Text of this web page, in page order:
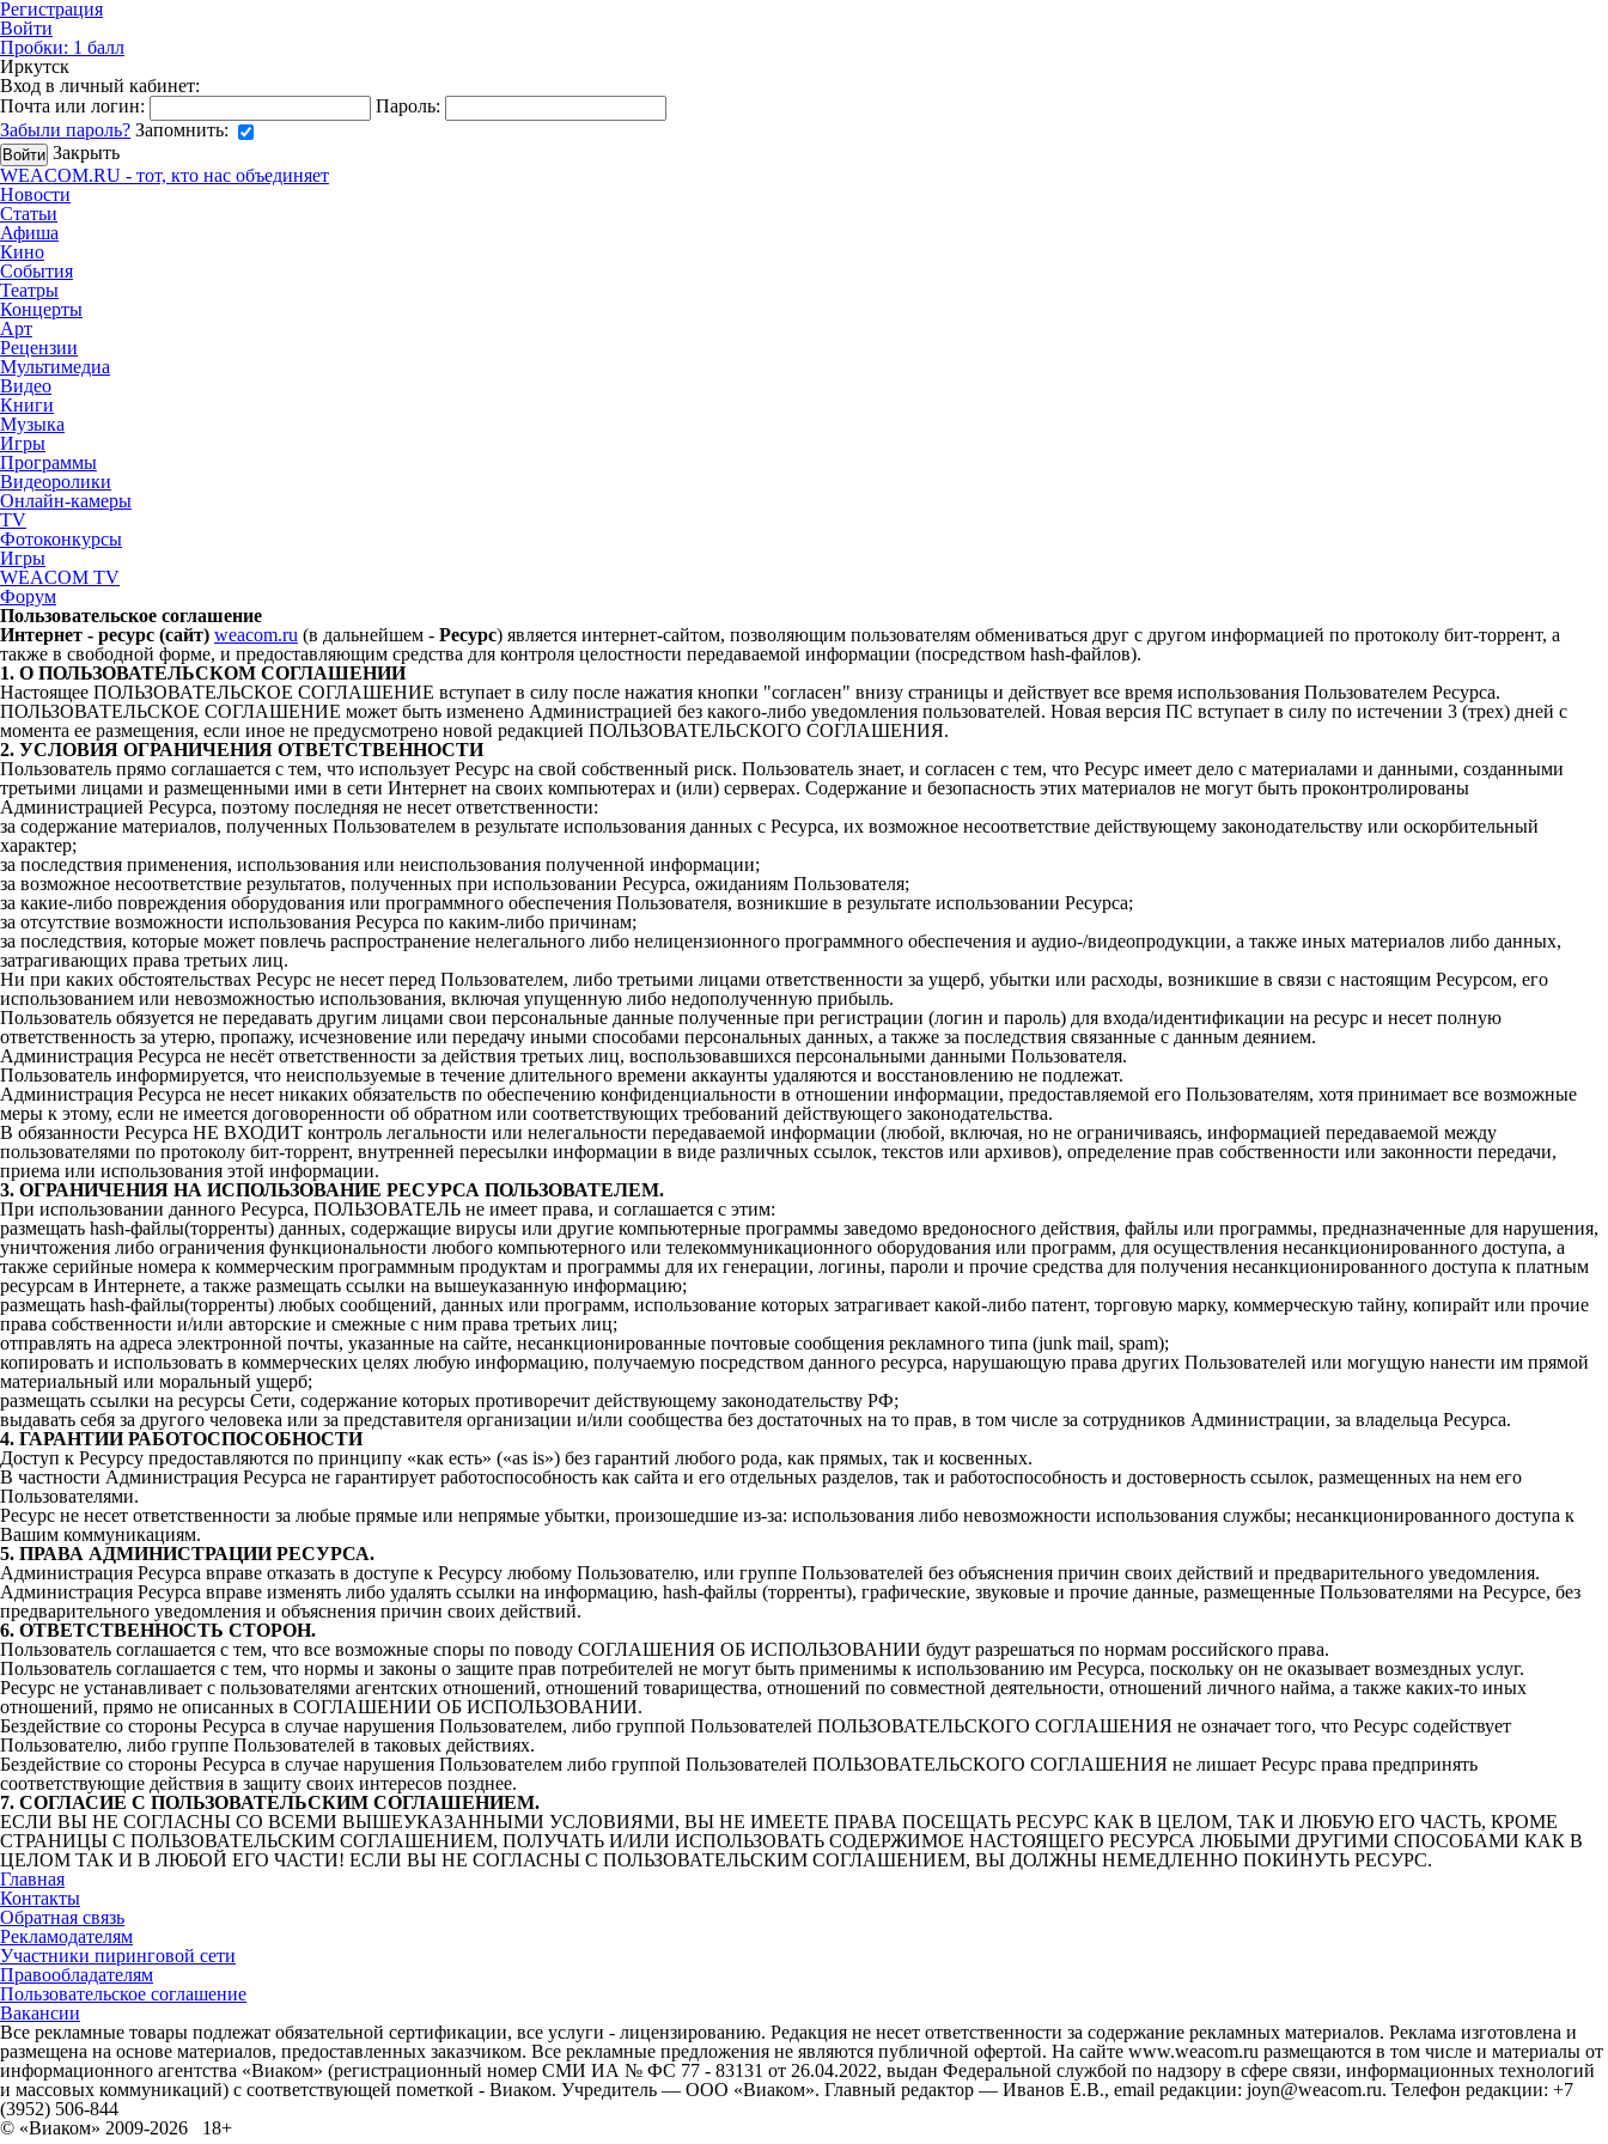
Регистрация
Войти
Пробки: 1 балл
Иркутск
Вход в личный кабинет:
Почта или логин:
Пароль:
Забыли пароль? Запомнить:
Закрыть
WEACOM.RU - тот, кто нас объединяет
Новости
Статьи
Афиша
Кино
События
Театры
Концерты
Арт
Рецензии
Мультимедиа
Видео
Книги
Музыка
Игры
Программы
Видеоролики
Онлайн-камеры
TV
Фотоконкурсы
Игры
WEACOM TV
Форум
Пользовательское соглашение
Интернет - ресурс (сайт) weacom.ru (в дальнейшем - Ресурс) является интернет-сайтом, позволяющим пользователям обмениваться друг с другом информацией по протоколу бит-торрент, а
также в свободной форме, и предоставляющим средства для контроля целостности передаваемой информации (посредством hash-файлов).
1. О ПОЛЬЗОВАТЕЛЬСКОМ СОГЛАШЕНИИ
Настоящее ПОЛЬЗОВАТЕЛЬСКОЕ СОГЛАШЕНИЕ вступает в силу после нажатия кнопки "согласен" внизу страницы и действует все время использования Пользователем Ресурса.
ПОЛЬЗОВАТЕЛЬСКОЕ СОГЛАШЕНИЕ может быть изменено Администрацией без какого-либо уведомления пользователей. Новая версия ПС вступает в силу по истечении 3 (трех) дней с
момента ее размещения, если иное не предусмотрено новой редакцией ПОЛЬЗОВАТЕЛЬСКОГО СОГЛАШЕНИЯ.
2. УСЛОВИЯ ОГРАНИЧЕНИЯ ОТВЕТСТВЕННОСТИ
Пользователь прямо соглашается c тем, что использует Ресурс на свой собственный риск. Пользователь знает, и согласен с тем, что Ресурс имеет дело с материалами и данными, созданными
третьими лицами и размещенными ими в сети Интернет на своих компьютерах и (или) серверах. Содержание и безопасность этих материалов не могут быть проконтролированы
Администрацией Ресурса, поэтому последняя не несет ответственности:
за содержание материалов, полученных Пользователем в результате использования данных с Ресурса, их возможное несоответствие действующему законодательству или оскорбительный
характер;
за последствия применения, использования или неиспользования полученной информации;
за возможное несоответствие результатов, полученных при использовании Ресурса, ожиданиям Пользователя;
за какие-либо повреждения оборудования или программного обеспечения Пользователя, возникшие в результате использовании Ресурса;
за отсутствие возможности использования Ресурса по каким-либо причинам;
за последствия, которые может повлечь распространение нелегального либо нелицензионного программного обеспечения и аудио-/видеопродукции, а также иных материалов либо данных,
затрагивающих права третьих лиц.
Ни при каких обстоятельствах Ресурс не несет перед Пользователем, либо третьими лицами ответственности за ущерб, убытки или расходы, возникшие в связи с настоящим Ресурсом, его
использованием или невозможностью использования, включая упущенную либо недополученную прибыль.
Пользователь обязуется не передавать другим лицами свои персональные данные полученные при регистрации (логин и пароль) для входа/идентификации на ресурс и несет полную
ответственность за утерю, пропажу, исчезновение или передачу иными способами персональных данных, а также за последствия связанные с данным деянием.
Администрация Ресурса не несёт ответственности за действия третьих лиц, воспользовавшихся персональными данными Пользователя.
Пользователь информируется, что неиспользуемые в течение длительного времени аккаунты удаляются и восстановлению не подлежат.
Администрация Ресурса не несет никаких обязательств по обеспечению конфиденциальности в отношении информации, предоставляемой его Пользователям, хотя принимает все возможные
меры к этому, если не имеется договоренности об обратном или соответствующих требований действующего законодательства.
В обязанности Ресурса НЕ ВХОДИТ контроль легальности или нелегальности передаваемой информации (любой, включая, но не ограничиваясь, информацией передаваемой между
пользователями по протоколу бит-торрент, внутренней пересылки информации в виде различных ссылок, текстов или архивов), определение прав собственности или законности передачи,
приема или использования этой информации.
3. ОГРАНИЧЕНИЯ НА ИСПОЛЬЗОВАНИЕ РЕСУРСА ПОЛЬЗОВАТЕЛЕМ.
При использовании данного Ресурса, ПОЛЬЗОВАТЕЛЬ не имеет права, и соглашается с этим:
размещать hash-файлы(торренты) данных, содержащие вирусы или другие компьютерные программы заведомо вредоносного действия, файлы или программы, предназначенные для нарушения,
уничтожения либо ограничения функциональности любого компьютерного или телекоммуникационного оборудования или программ, для осуществления несанкционированного доступа, а
также серийные номера к коммерческим программным продуктам и программы для их генерации, логины, пароли и прочие средства для получения несанкционированного доступа к платным
ресурсам в Интернете, а также размещать ссылки на вышеуказанную информацию;
размещать hash-файлы(торренты) любых сообщений, данных или программ, использование которых затрагивает какой-либо патент, торговую марку, коммерческую тайну, копирайт или прочие
права собственности и/или авторские и смежные с ним права третьих лиц;
отправлять на адреса электронной почты, указанные на сайте, несанкционированные почтовые сообщения рекламного типа (junk mail, spam);
копировать и использовать в коммерческих целях любую информацию, получаемую посредством данного ресурса, нарушающую права других Пользователей или могущую нанести им прямой
материальный или моральный ущерб;
размещать ссылки на ресурсы Сети, содержание которых противоречит действующему законодательству РФ;
выдавать себя за другого человека или за представителя организации и/или сообщества без достаточных на то прав, в том числе за сотрудников Aдминистрации, за владельца Ресурса.
4. ГАРАНТИИ РАБОТОСПОСОБНОСТИ
Доступ к Ресурсу предоставляются по принципу «как есть» («as is») без гарантий любого рода, как прямых, так и косвенных.
В частности Администрация Ресурса не гарантирует работоспособность как сайта и его отдельных разделов, так и работоспособность и достоверность ссылок, размещенных на нем его
Пользователями.
Ресурс не несет ответственности за любые прямые или непрямые убытки, произошедшие из-за: использования либо невозможности использования службы; несанкционированного доступа к
Вашим коммуникациям.
5. ПРАВА АДМИНИСТРАЦИИ РЕСУРСА.
Администрация Ресурса вправе отказать в доступе к Ресурсу любому Пользователю, или группе Пользователей без объяснения причин своих действий и предварительного уведомления.
Администрация Ресурса вправе изменять либо удалять ссылки на информацию, hash-файлы (торренты), графические, звуковые и прочие данные, размещенные Пользователями на Ресурсе, без
предварительного уведомления и объяснения причин своих действий.
6. ОТВЕТСТВЕННОСТЬ СТОРОН.
Пользователь соглашается с тем, что все возможные споры по поводу СОГЛАШЕНИЯ ОБ ИСПОЛЬЗОВАНИИ будут разрешаться по нормам российского права.
Пользователь соглашается с тем, что нормы и законы о защите прав потребителей не могут быть применимы к использованию им Ресурса, поскольку он не оказывает возмездных услуг.
Ресурс не устанавливает с пользователями агентских отношений, отношений товарищества, отношений по совместной деятельности, отношений личного найма, а также каких-то иных
отношений, прямо не описанных в СОГЛАШЕНИИ ОБ ИСПОЛЬЗОВАНИИ.
Бездействие со стороны Ресурса в случае нарушения Пользователем, либо группой Пользователей ПОЛЬЗОВАТЕЛЬСКОГО СОГЛАШЕНИЯ не означает того, что Ресурс содействует
Пользователю, либо группе Пользователей в таковых действиях.
Бездействие со стороны Ресурса в случае нарушения Пользователем либо группой Пользователей ПОЛЬЗОВАТЕЛЬСКОГО СОГЛАШЕНИЯ не лишает Ресурс права предпринять
соответствующие действия в защиту своих интересов позднее.
7. СОГЛАСИЕ С ПОЛЬЗОВАТЕЛЬСКИМ СОГЛАШЕНИЕМ.
ЕСЛИ ВЫ НЕ СОГЛАСНЫ СO ВСЕМИ ВЫШЕУКАЗАННЫМИ УСЛОВИЯМИ, ВЫ НЕ ИМЕЕТЕ ПРАВА ПОСЕЩАТЬ РЕСУРС КАК В ЦЕЛОМ, ТАК И ЛЮБУЮ ЕГО ЧАСТЬ, КРОМЕ
СТРАНИЦЫ С ПОЛЬЗОВАТЕЛЬСКИМ СОГЛАШЕНИЕМ, ПОЛУЧАТЬ И/ИЛИ ИСПОЛЬЗОВАТЬ СОДЕРЖИМОЕ НАСТОЯЩЕГО РЕСУРСА ЛЮБЫМИ ДРУГИМИ СПОСОБАМИ КАК В
ЦЕЛОМ ТАК И В ЛЮБОЙ ЕГО ЧАСТИ! ЕСЛИ ВЫ НЕ СОГЛАСНЫ С ПОЛЬЗОВАТЕЛЬСКИМ СОГЛАШЕНИЕМ, ВЫ ДОЛЖНЫ НЕМЕДЛЕННО ПОКИНУТЬ РЕСУРС.
Главная
Контакты
Обратная связь
Рекламодателям
Участники пиринговой сети
Правообладателям
Пользовательское соглашение
Вакансии
Все рекламные товары подлежат обязательной сертификации, все услуги - лицензированию. Редакция не несет ответственности за содержание рекламных материалов. Реклама изготовлена и
размещена на основе материалов, предоставленных заказчиком. Все рекламные предложения не являются публичной офертой. На сайте www.weacom.ru размещаются в том числе и материалы от
информационного агентства «Виаком» (регистрационный номер СМИ ИА № ФС 77 - 83131 от 26.04.2022, выдан Федеральной службой по надзору в сфере связи, информационных технологий
и массовых коммуникаций) с соответствующей пометкой - Виаком. Учредитель — ООО «Виаком». Главный редактор — Иванов Е.В., email редакции: joyn@weacom.ru. Телефон редакции: +7
(3952) 506-844
© «Виаком» 2009-2026 18+